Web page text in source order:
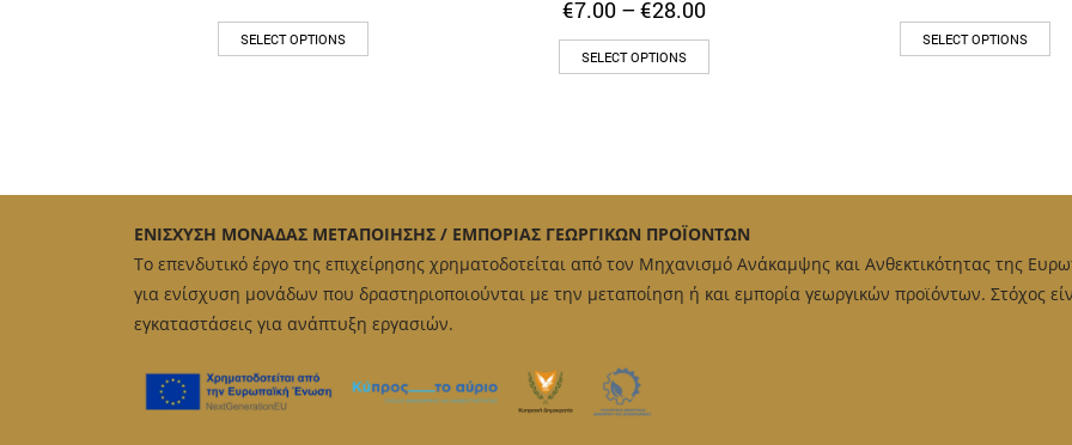
range:
through
SELECT OPTIONS
product
may
be
chosen
on
product
page
€7.00 –€28.00Price
range:
through
SELECT OPTIONS
product
The
options
may
be
chosen
SELECT OPTIONS
be
ΕΝΙΣΧΥΣΗ ΜΟΝΑΔΑΣ ΜΕΤΑΠΟΙΗΣΗΣ / ΕΜΠΟΡΙΑΣ ΓΕΩΡΓΙΚΩΝ ΠΡΟΪΟΝΤΩΝ
Το επενδυτικό έργο της επιχείρησης χρηματοδοτείται από τον Μηχανισμό Ανάκαμψης και Ανθεκτικότητας της
για ενίσχυση μονάδων που δραστηριοποιούνται με την μεταποίηση ή και εμπορία γεωργικών προϊόντων. Στόχος
εγκαταστάσεις για ανάπτυξη εργασιών.